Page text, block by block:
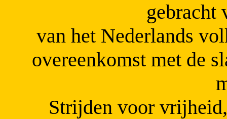
gebracht
van het Nederlands
overeenkomst met de
Strijden voor